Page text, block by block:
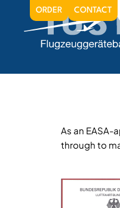
ORDER CONTACT
As an
through to